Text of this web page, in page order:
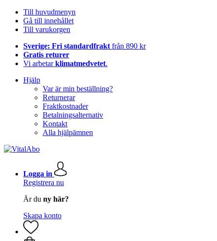
Till huvudmenyn
Gå till innehållet
Till varukorgen
Sverige: Fri standardfrakt från 890 kr
Gratis returer
Vi arbetarklimatmedvetet.
Hjälp
Var är min beställning?
Returnerar
Fraktkostnader
Betalningsalternativ
Kontakt
Alla hjälpämnen
Logga in
Registrera nu
Är du ny här?
Skapa konto